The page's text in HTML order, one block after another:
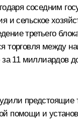
соседним
и сельское
третьего
торговля
11 миллиардов
предстоящие
помощи и